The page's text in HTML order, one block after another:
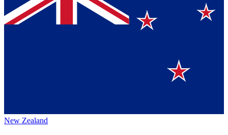
New Zealand